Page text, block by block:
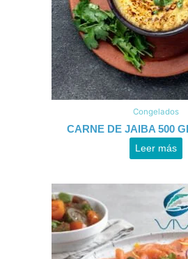
Congelados
CARNE DE JAIBA 500
Leer más